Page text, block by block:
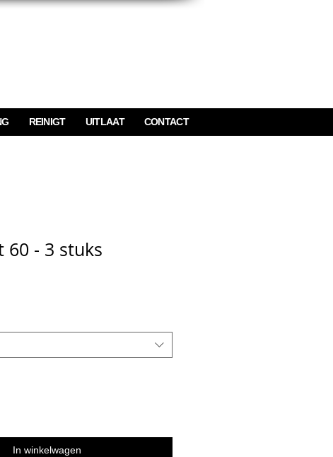
REINIGT UITLAAT CONTACT
60 - 3 stuks
In winkelwagen